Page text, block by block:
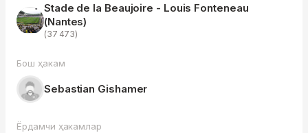
Stade de la Beaujoire - Louis Fonteneau
(Nantes)
(37 473)
Бош ҳакам
Sebastian Gishamer
Ёрдамчи ҳакамлар